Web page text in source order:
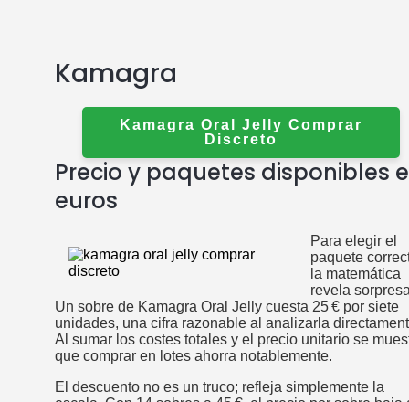
Kamagra
Kamagra Oral Jelly Comprar
Discreto
Precio y paquetes disponibles
euros
Para elegir el
paquete
la matemática
revela
Un sobre de Kamagra Oral Jelly cuesta 25 € por siete
unidades, una cifra razonable al analizarla
Al sumar los costes totales y el precio unitario se
que comprar en lotes ahorra notablemente.
El descuento no es un truco; refleja simplemente la